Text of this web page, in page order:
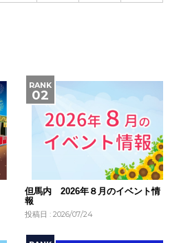
但馬内 2026年８月のイベント情
報
投稿日 : 2026/07/24